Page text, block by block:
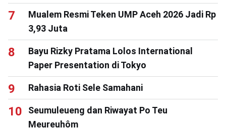
Mualem Resmi Teken UMP Aceh 2026 Jadi Rp
3,93 Juta
Bayu Rizky Pratama Lolos International
Paper Presentation di Tokyo
Rahasia Roti Sele Samahani
Seumuleueng dan Riwayat Po Teu
Meureuhôm